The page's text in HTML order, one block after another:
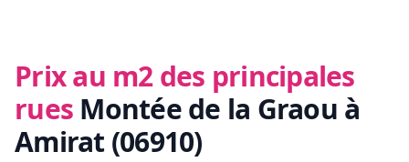
Prix au m2 des principales
rues Montée de la Graou à
Amirat (06910)